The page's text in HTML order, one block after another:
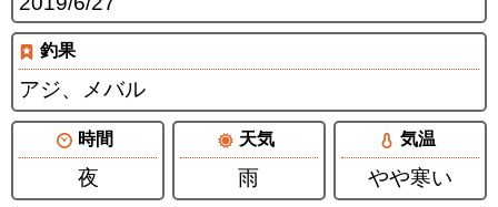
釣果
アジ、メバル
時間
夜
天気
雨
気温
やや寒い